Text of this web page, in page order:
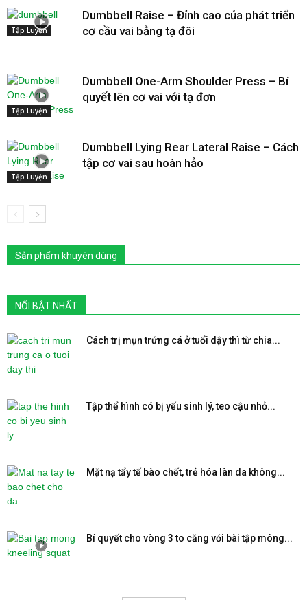
Tập Luyện
Dumbbell Raise – Đỉnh cao của phát triển
cơ cầu vai bằng tạ đôi
Tập Luyện
Dumbbell One-Arm Shoulder Press – Bí
quyết lên cơ vai với tạ đơn
Tập Luyện
Dumbbell Lying Rear Lateral Raise – Cách
tập cơ vai sau hoàn hảo
Sản phẩm khuyên dùng
NỔI BẬT NHẤT
Cách trị mụn trứng cá ở tuổi dậy thì từ chia...
Tập thể hình có bị yếu sinh lý, teo cậu nhỏ...
Mặt nạ tẩy tế bào chết, trẻ hóa làn da không...
Bí quyết cho vòng 3 to căng với bài tập mông...